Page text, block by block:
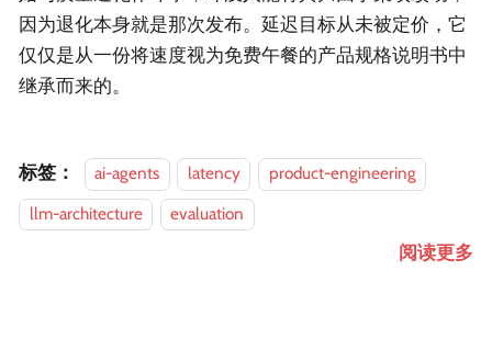
因为退化本身就是那次发布。延迟目标从未被定价，它
仅仅是从一份将速度视为免费午餐的产品规格说明书中
继承而来的。
标签： ai-agents latency
product-engineering
llm-architecture
evaluation
阅读更多